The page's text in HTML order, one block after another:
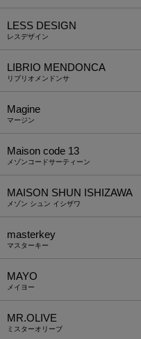
LESS DESIGN
レスデザイン
LIBRIO MENDONCA
リブリオメンドンサ
Magine
マージン
Maison code 13
メゾンコードサーティーン
MAISON SHUN ISHIZAWA
メゾン シュン イシザワ
masterkey
マスターキー
MAYO
メイヨー
MR.OLIVE
ミスターオリーブ